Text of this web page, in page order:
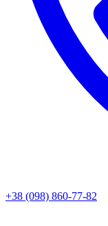
+38 (098) 860-77-82